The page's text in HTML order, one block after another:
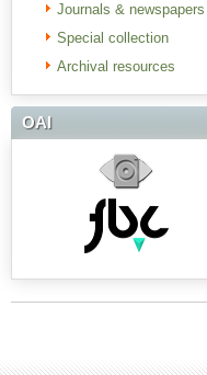
Journals & newspapers
Special collection
Archival resources
OAI